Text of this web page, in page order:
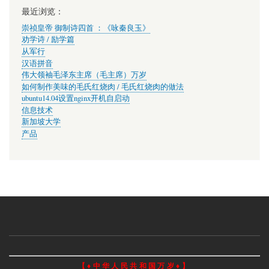
最近浏览：
崇祯皇帝 御制诗四首 ：《咏秦良玉》
劝学诗 / 励学篇
从军行
汉语拼音
伟大领袖毛泽东主席（毛主席）万岁
如何制作美味的毛氏红烧肉 / 毛氏红烧肉的做法
ubuntu14.04设置nginx开机自启动
信息技术
新加坡大学
产品
【 ♦ 中 华 人 民 共 和 国 万 岁 ♦ 】